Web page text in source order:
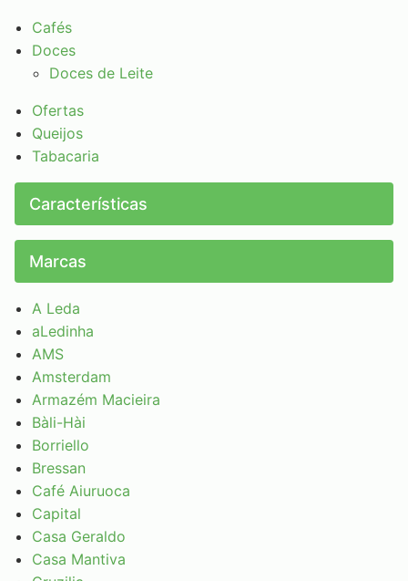
Cafés
Doces
Doces de Leite
Ofertas
Queijos
Tabacaria
Características
Marcas
A Leda
aLedinha
AMS
Amsterdam
Armazém Macieira
Bàli-Hài
Borriello
Bressan
Café Aiuruoca
Capital
Casa Geraldo
Casa Mantiva